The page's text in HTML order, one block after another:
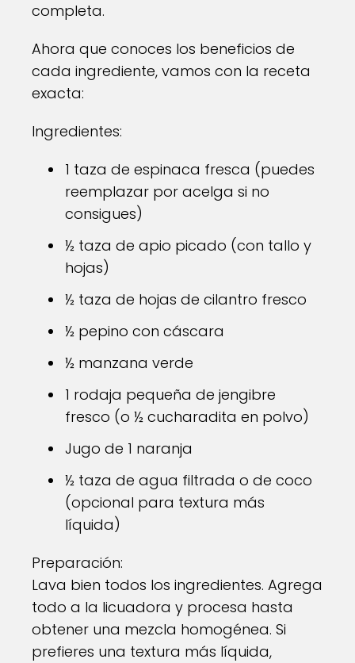
completa.
Ahora que conoces los beneficios de
cada ingrediente, vamos con la receta
exacta:
Ingredientes:
1 taza de espinaca fresca (puedes
reemplazar por acelga si no
consigues)
½ taza de apio picado (con tallo y
hojas)
½ taza de hojas de cilantro fresco
½ pepino con cáscara
½ manzana verde
1 rodaja pequeña de jengibre
fresco (o ½ cucharadita en polvo)
Jugo de 1 naranja
½ taza de agua filtrada o de coco
(opcional para textura más
líquida)
Preparación:
Lava bien todos los ingredientes. Agrega
todo a la licuadora y procesa hasta
obtener una mezcla homogénea. Si
prefieres una textura más líquida,